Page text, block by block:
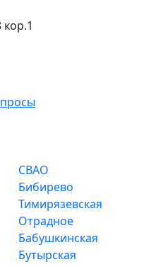
СВАО
Бибирево
Тимирязевская
Отрадное
Бабушкинская
Бутырская